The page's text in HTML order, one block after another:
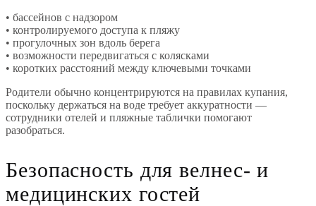
• бассейнов с надзором
• контролируемого доступа к пляжу
• прогулочных зон вдоль берега
• возможности передвигаться с колясками
• коротких расстояний между ключевыми точками
Родители обычно концентрируются на правилах купания,
поскольку держаться на воде требует аккуратности —
сотрудники отелей и пляжные таблички помогают
разобраться.
Безопасность для велнес- и
медицинских гостей